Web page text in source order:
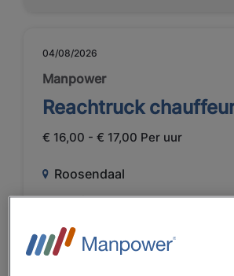
04/08/2026
Manpower
Reachtruck
€ 16,00 - € 17,00 Per uur
Roosendaal
Fulltime
Uitzenden